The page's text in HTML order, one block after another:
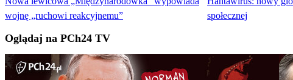
wojnę „ruchowi reakcyjnemu”
społecznej
Oglądaj na PCh24 TV